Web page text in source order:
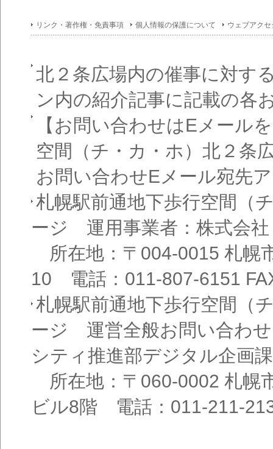
リンク・著作権・免責事項 個人情報の保護について ウェブアク
北２条広場内の催事に対す
ン内の紹介記事に記載の各
【お問い合わせはEメール
空間（チ・カ・ホ）北２条
お問い合わせEメール宛先
札幌駅前通地下歩行空間（
ージ 運用事業者：株式会
所在地：〒004-0015 札幌
10 電話：011-807-6151
札幌駅前通地下歩行空間（
ージ 運営全般お問い合わ
シティ推進部デジタル企画課
所在地：〒060-0002 札幌
ビル8階 電話：011-211-